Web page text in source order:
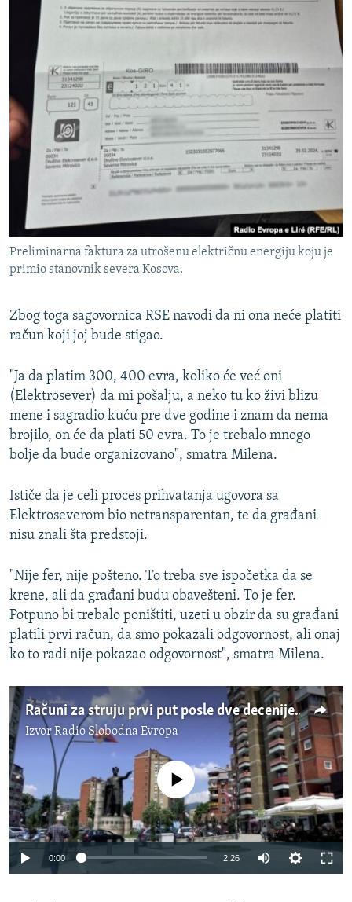
Preliminarna faktura za utrošenu električnu energiju koju je
primio stanovnik severa Kosova.
Zbog toga sagovornica RSE navodi da ni ona neće platiti
račun koji joj bude stigao.
"Ja da platim 300, 400 evra, koliko će već oni
(Elektrosever) da mi pošalju, a neko tu ko živi blizu
mene i sagradio kuću pre dve godine i znam da nema
brojilo, on će da plati 50 evra. To je trebalo mnogo
bolje da bude organizovano", smatra Milena.
Ističe da je celi proces prihvatanja ugovora sa
Elektroseverom bio netransparentan, te da građani
nisu znali šta predstoji.
"Nije fer, nije pošteno. To treba sve ispočetka da se
krene, ali da građani budu obavešteni. To je fer.
Potpuno bi trebalo poništiti, uzeti u obzir da su građani
platili prvi račun, da smo pokazali odgovornost, ali onaj
ko to radi nije pokazao odgovornost", smatra Milena.
Računi za struju prvi put posle dve decenije: Šta kažu u na severu Kosova?
IzvorRadio Slobodna Evropa
No media source currently available
0:00 2:26